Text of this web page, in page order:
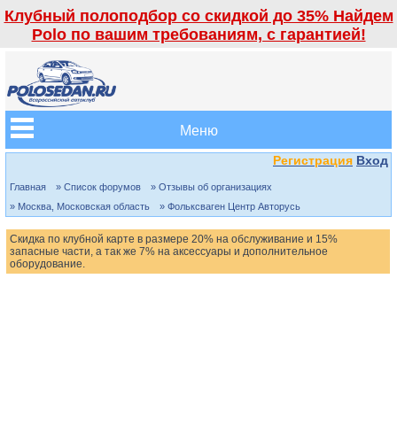
Клубный полоподбор со скидкой до 35% Найдем
Polo по вашим требованиям, с гарантией!
Меню
Регистрация Вход
Главная » Список форумов
» Отзывы об организациях
» Москва, Московская область
» Фольксваген Центр Авторусь
Скидка по клубной карте в размере 20% на обслуживание и 15%
запасные части, а так же 7% на аксессуары и дополнительное
оборудование.